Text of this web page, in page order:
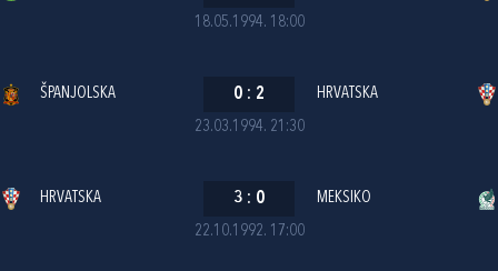
18.05.1994. 18:00
23.03.1994. 21:30
ŠPANJOLSKA 0 : 2 HRVATSKA
22.10.1992. 17:00
HRVATSKA 3 : 0 MEKSIKO